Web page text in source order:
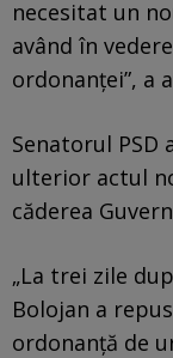
necesitat un
având în
ordonanței”, a
Senatorul PSD
ulterior actul
căderea
„La trei zile
Bolojan a
ordonanță de